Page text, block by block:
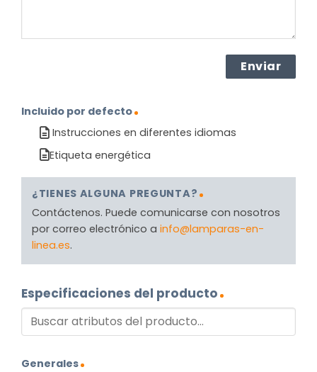
Incluido por defecto
Instrucciones en diferentes idiomas
Etiqueta energética
¿TIENES ALGUNA PREGUNTA?
Contáctenos. Puede comunicarse con nosotros
por correo electrónico a info@lamparas-en-
linea.es.
Especificaciones del producto
Generales